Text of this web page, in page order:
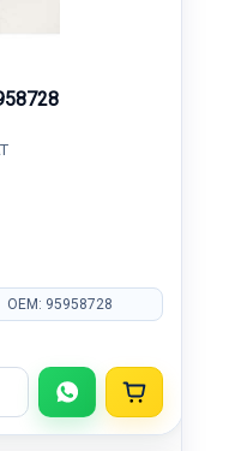
OEM: 95958728